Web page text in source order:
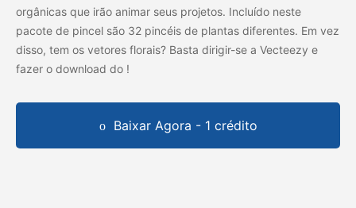
orgânicas que irão animar seus projetos. Incluído neste
pacote de pincel são 32 pincéis de plantas diferentes. Em vez
disso, tem os vetores florais? Basta dirigir-se a Vecteezy e
fazer o download do !
Baixar Agora - 1 crédito